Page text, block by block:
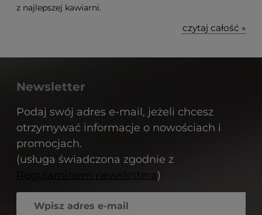
z najlepszej kawiarni.
czytaj całość »
Newsletter
Podaj swój adres e-mail, jeżeli chcesz
otrzymywać informacje o nowościach i
promocjach.
(usługa świadczona zgodnie z
Regulaminem newslettera)